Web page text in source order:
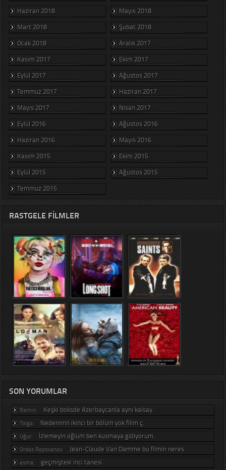
Haziran 2018
Mayıs 2018
Mart 2018
Şubat 2018
Ocak 2018
Aralık 2017
Kasım 2017
Ekim 2017
Eylül 2017
Ağustos 2017
Temmuz 2017
Haziran 2017
Mayıs 2017
Nisan 2017
Eylül 2016
Ağustos 2016
Haziran 2016
Mayıs 2016
Kasım 2015
Ekim 2015
Eylül 2015
Ağustos 2015
Temmuz 2015
RASTGELE FILMLER
SON YORUMLAR
Ramin: Keşki boksde Azerbaycanla aynı kalsay.
Tolga: Nedennnn ikinci bir bölüm yok filim ç.
Uğur: İzlemeyin oğlum ben kusmaya gidiyorum.
Ordes Repovanov: Jean-Claude Van Damme bu filmin neres.
esma: geçmişteki inci tanesi.